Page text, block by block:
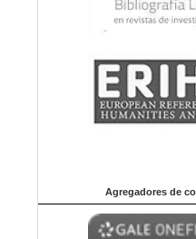
Agregadores de